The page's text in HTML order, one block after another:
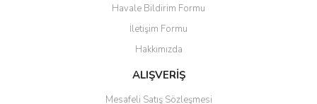
Ürün açıklamasında eksik bilgiler bulunuyor.
Ürün bilgilerinde hatalar bulunuyor.
Ürün fiyatı diğer sitelerden daha pahalı.
Bu ürüne benzer farklı alternatifler olmalı.
Havale Bildirim Formu
İletişim Formu
Hakkımızda
ALIŞVERİŞ
Mesafeli Satış Sözleşmesi